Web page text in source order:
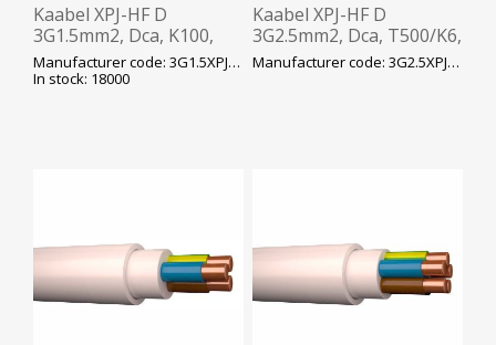
Kaabel XPJ-HF D
3G1.5mm2, Dca, K100,
valge, ø8mm, HF, 500V,
Prysmian
Manufacturer code: 3G1.5XPJ-HF-D-K100
In stock: 18000
Kaabel XPJ-HF D
3G2.5mm2, Dca, T500/K6,
valge, ø9mm, HF, 500V, Manufacturer code: 3G2.5XPJ-HF-D-T500